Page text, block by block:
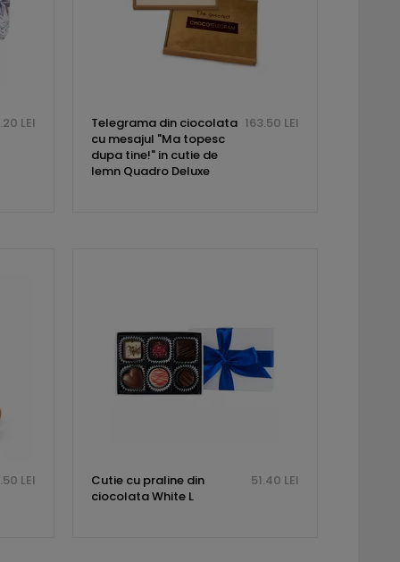
LEI
Telegrama din ciocolata
cu mesajul "Ma topesc
dupa tine!" in cutie de
lemn Quadro Deluxe
163.50 LEI
LEI
Cutie cu praline din
ciocolata White L
51.40 LEI